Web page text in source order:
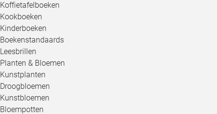
Koffietafelboeken
Kookboeken
Kinderboeken
Boekenstandaards
Leesbrillen
Planten & Bloemen
Kunstplanten
Droogbloemen
Kunstbloemen
Bloempotten